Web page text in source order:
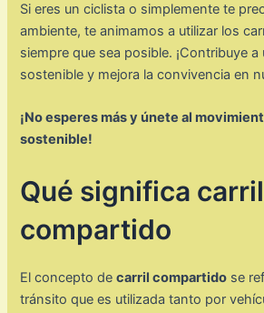
Si eres un ciclista o simplemente te
ambiente, te animamos a utilizar los
siempre que sea posible. ¡Contribuye
sostenible y mejora la convivencia en
¡No esperes más y únete al
sostenible!
Qué significa carril
compartido
El concepto decarril compartido se
tránsito que es utilizada tanto por